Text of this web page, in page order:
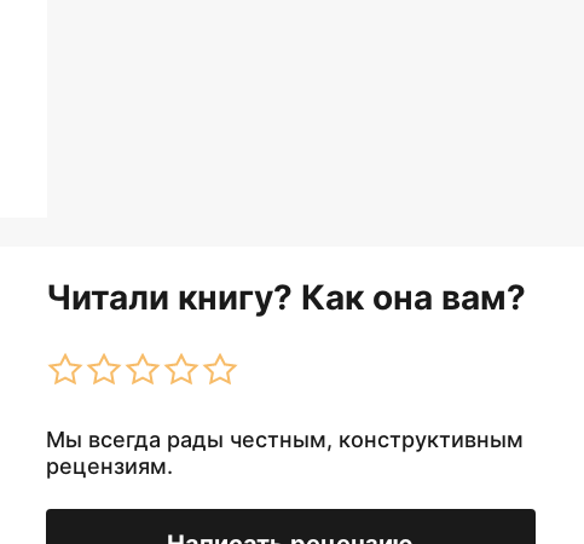
Читали книгу? Как она вам?
Мы всегда рады честным, конструктивным
рецензиям.